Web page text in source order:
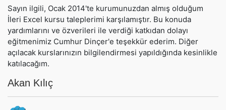
Sayın ilgili, Ocak 2014'te kurumunuzdan almış olduğum
İleri Excel kursu taleplerimi karşılamıştır. Bu konuda
yardımlarını ve özverileri ile verdiği katkıdan dolayı
eğitmenimiz Cumhur Dinçer'e teşekkür ederim. Diğer
açılacak kurslarınızın bilgilendirmesi yapıldığında kesinlikle
katılacağım.
Akan Kılıç